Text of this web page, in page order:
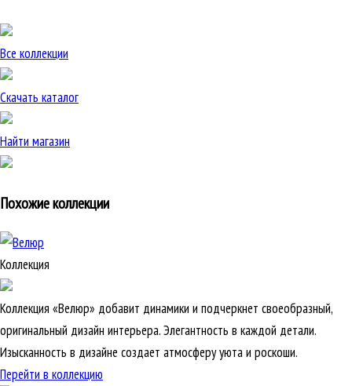
Все коллекции
Скачать каталог
Найти магазин
Похожие коллекции
Коллекция
Коллекция «Велюр» добавит динамики и подчеркнет своеобразный,
оригинальный дизайн интерьера. Элегантность в каждой детали.
Изысканность в дизайне создает атмосферу уюта и роскоши.
Перейти в коллекцию